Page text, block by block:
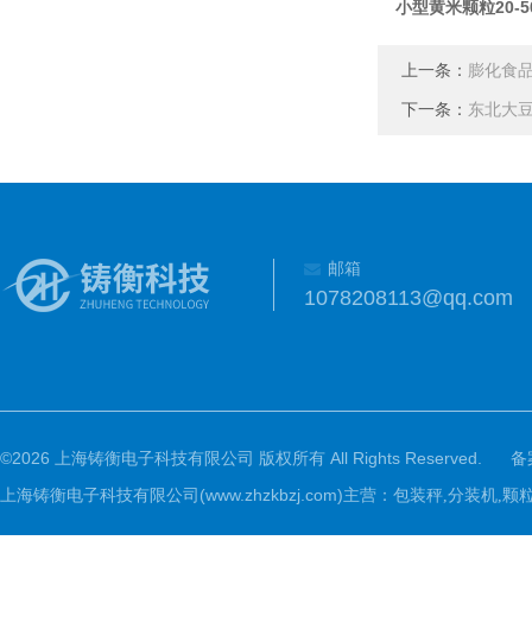
小型黄米颗粒20-
上一条： 膨化食
下一条： 东北大
邮箱
1078208113@qq.com
©2026 上海铸衡电子科技有限公司 版权所有 All Rights Reserved.
备
上海铸衡电子科技有限公司(www.zhzkbzj.com)主营： 包装秤,分装机,颗